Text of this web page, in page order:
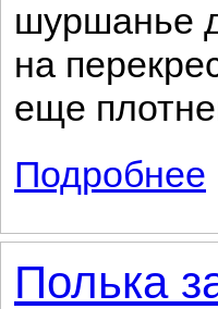
шуршанье
на
еще
Подробнее
Полька